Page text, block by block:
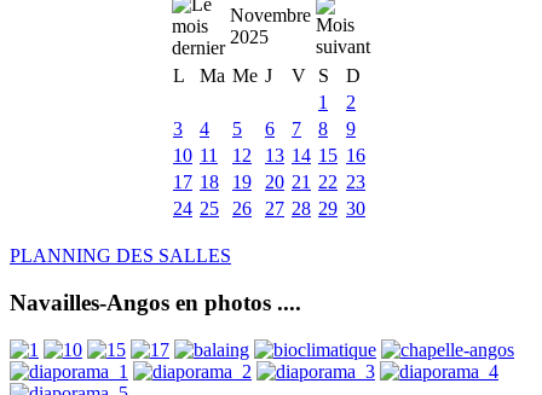
Novembre
2025
L
Ma Me J V S
D
1
2
3
4 5 6 7 8
9
10 11 12 13 14 15 16
17 18 19 20 21 22 23
24 25 26 27 28 29 30
PLANNING DES SALLES
Navailles-Angos en photos ....